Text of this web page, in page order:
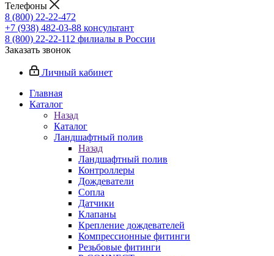
Телефоны
8 (800) 22-22-472
+7 (938) 482-03-88 консультант
8 (800) 22-22-112 филиалы в России
Заказать звонок
Личный кабинет
Главная
Каталог
Назад
Каталог
Ландшафтный полив
Назад
Ландшафтный полив
Контроллеры
Дождеватели
Сопла
Датчики
Клапаны
Крепление дождевателей
Компрессионные фитинги
Резьбовые фитинги